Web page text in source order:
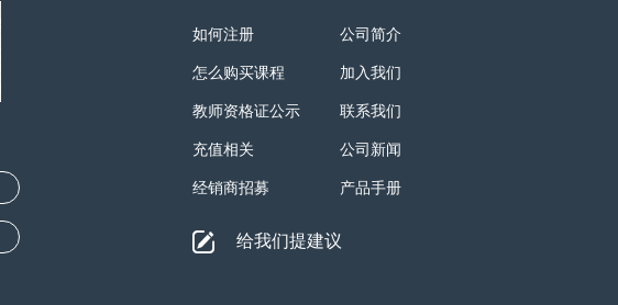
如何注册
怎么购买课程
教师资格证公示
充值相关
经销商招募
公司简介
加入我们
联系我们
公司新闻
产品手册
给我们提建议